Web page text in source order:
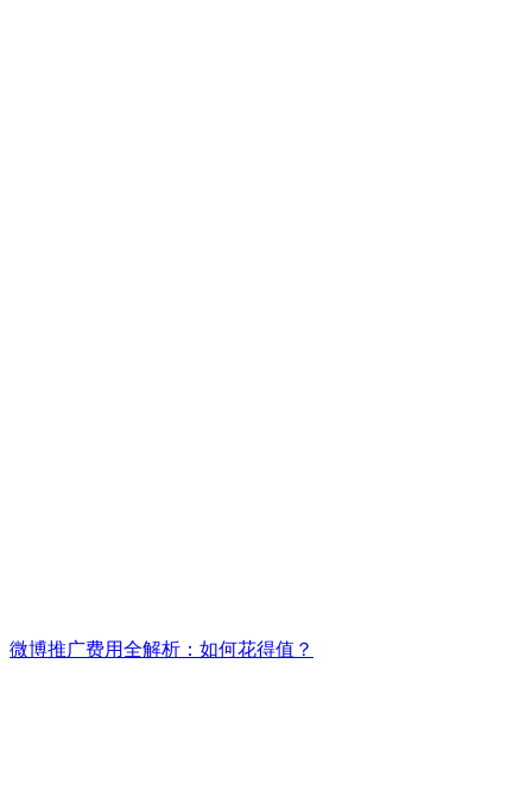
微博推广费用全解析：如何花得值？